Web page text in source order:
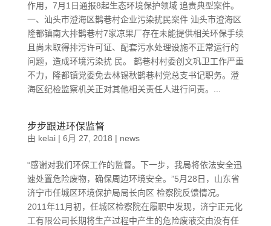
作用，7月1日通报8起生态环境保护领域 追责典型案件。
一、汕头市澄海区鹊巷村企业污染扰民案件 汕头市澄海区
隆都镇南大排鹊巷村7家凉果厂存在未能提供相关环保手续
且尚未取得排污许可证、配套污水处理设施不正常运行的
问题，造成环境污染扰 民。 鹊巷村村委创文巩卫工作严重
不力，隆都镇党委免去林锡秋鹊巷村党总支书记职务。澄
海区纪检监察机关正对其他相关责任人进行问责。...
步步跟进环保监督
由 kelai| 6月 27, 2018 | news
“感谢对我们环保工作的监督。下一步，我局将依法安全迅
速处置危险废物，确保周边环境安全。”5月28日，山东省
济宁市任城区环境保护局局长向区 检察院反馈情况。
2011年11月初，任城区检察院在履职中发现，济宁正元化
工有限公司长期将生产过程中产生的危险废液交由没有任